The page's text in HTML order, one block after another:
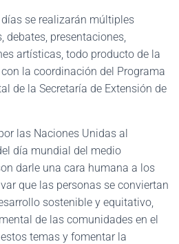
se realizarán múltiples
debates, presentaciones,
artísticas, todo producto de la
la coordinación del Programa
de la Secretaría de Extensión de
las Naciones Unidas al
día mundial del medio
darle una cara humana a los
que las personas se conviertan
sostenible y equitativo,
de las comunidades en el
temas y fomentar la